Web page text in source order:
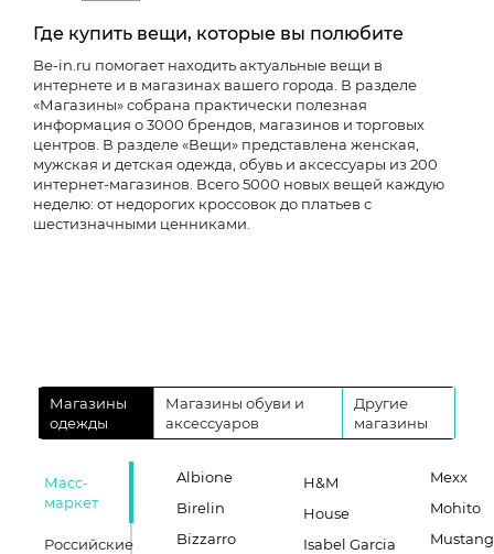
Где купить вещи, которые вы полюбите
Be-in.ru помогает находить актуальные вещи в
интернете и в магазинах вашего города. В разделе
«Магазины» собрана практически полезная
информация о 3000 брендов, магазинов и торговых
центров. В разделе «Вещи» представлена женская,
мужская и детская одежда, обувь и аксессуары из 200
интернет-магазинов. Всего 5000 новых вещей каждую
неделю: от недорогих кроссовок до платьев с
шестизначными ценниками.
Магазины
одежды
Магазины обуви и
аксессуаров
Другие
магазины
Масс-
маркет
Российские
Albione
Birelin
Bizzarro
H&M
House
Isabel Garcia
Mexx
Mohito
Mustang